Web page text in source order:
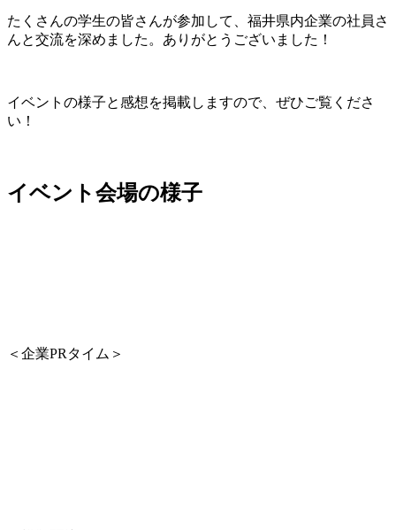
たくさんの学生の皆さんが参加して、福井県内企業の社員さ
んと交流を深めました。ありがとうございました！
イベントの様子と感想を掲載しますので、ぜひご覧くださ
い！
イベント会場の様子
＜企業PRタイム＞